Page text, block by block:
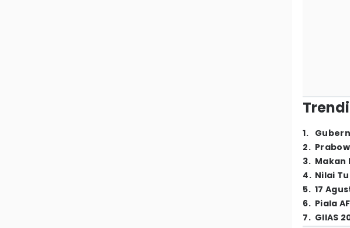
1.
2.
3. Makan
4. Nilai
5. 17
6. Piala
7. GIIAS